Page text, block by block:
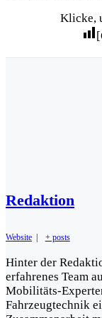
Klicke,
Redaktion
Website + posts
Hinter der
erfahrenes Team
Mobilitäts-
Fahrzeugtechnik